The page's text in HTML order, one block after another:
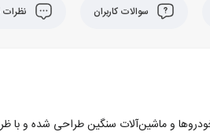
سوالات کاربران نظرات